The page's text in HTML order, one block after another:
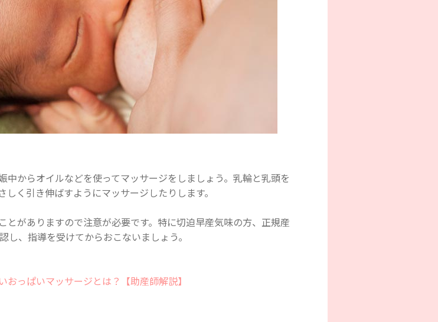
からオイルなどを使ってマッサージをしましょう。乳輪と乳頭を
く引き伸ばすようにマッサージしたりします。
がありますので注意が必要です。特に切迫早産気味の方、正規産
し、指導を受けてからおこないましょう。
っぱいマッサージとは？【助産師解説】